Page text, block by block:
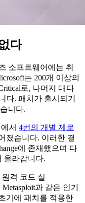
다
소프트웨어에는 취
는 200개 이상의
로, 나머지 대다
다. 패치가 출시되기
니다.
서 4번의 개별 제로
졌습니다. 이러한 결
에 존재했으며 다
올라갑니다.
격 코드 실
과 같은 인기
기에 패치를 적용한